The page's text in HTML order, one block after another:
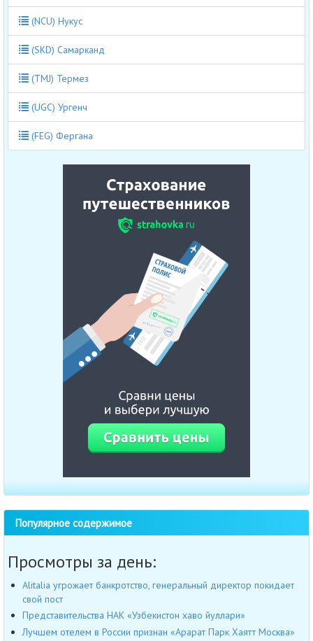
(NCU) Нукус
(SKD) Самарканд
(TMJ) Термез
(UGC) Ургенч
(FEG) Фергана
Популярное содержимое
Просмотры за день:
Alitalia угрожает банкротство, генеральный директор покидает
свой пост
Представительства НАК «Узбекистон хаво йуллари»
Лучшем отелем в России признан «Арарат Парк Хаятт Москва»